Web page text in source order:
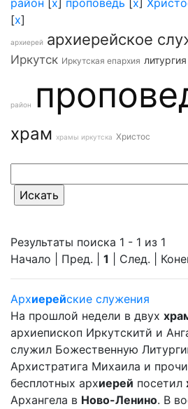
район [x] проповедь [x]
[x]
архиерей архиерейское
Иркутск Иркутская епархия литургия
район
храм храмы иркутска Христос
Результаты поиска 1 - 1 из 1
Начало | Пред. | 1 | След. |
Архиерейские служения
На прошлой недели в двух
архиепископ Иркутскитй и
служил Божественную
Архистратига Михаила и
бесплотных архиерей посетил
Архангела в Ново-Ленино. В